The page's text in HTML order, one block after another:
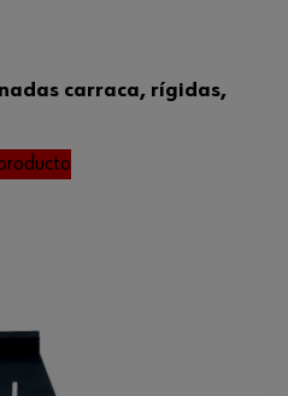
carraca, rígidas,